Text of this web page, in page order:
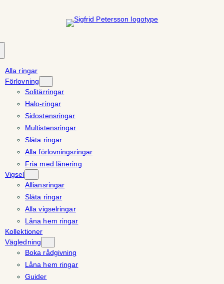
Alla ringar
Förlovning
Solitärringar
Halo-ringar
Sidostensringar
Multistensringar
Släta ringar
Alla förlovningsringar
Fria med lånering
Vigsel
Alliansringar
Släta ringar
Alla vigselringar
Låna hem ringar
Kollektioner
Vägledning
Boka rådgivning
Låna hem ringar
Guider